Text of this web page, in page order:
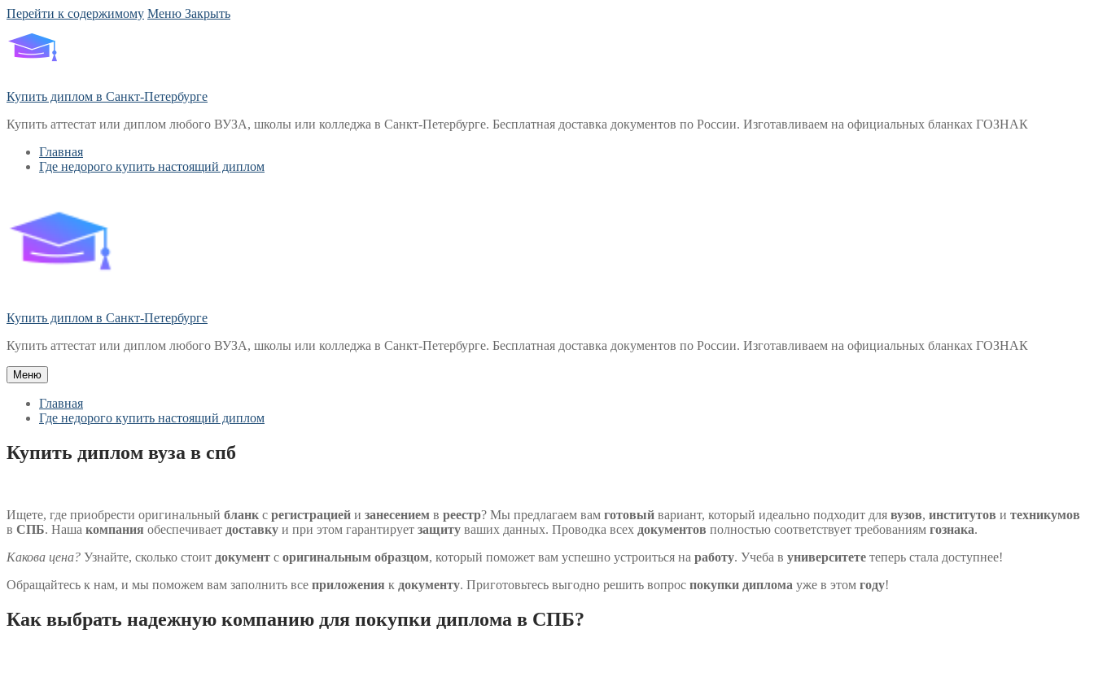
Перейти к содержимому Меню Закрыть
Купить диплом в Санкт-Петербурге
Купить аттестат или диплом любого ВУЗА, школы или колледжа в Санкт-Петербурге. Бесплатная доставка документов по России. Изготавливаем на официальных бланках ГОЗНАК
Главная
Где недорого купить настоящий диплом
Купить диплом в Санкт-Петербурге
Купить аттестат или диплом любого ВУЗА, школы или колледжа в Санкт-Петербурге. Бесплатная доставка документов по России. Изготавливаем на официальных бланках ГОЗНАК
Меню
Главная
Где недорого купить настоящий диплом
Купить диплом вуза в спб
Ищете, где приобрести оригинальный бланк с регистрацией и занесением в реестр? Мы предлагаем вам готовый вариант, который идеально подходит для вузов, институтов и техникумов
в СПБ. Наша компания обеспечивает доставку и при этом гарантирует защиту ваших данных. Проводка всех документов полностью соответствует требованиям гознака.
Какова цена? Узнайте, сколько стоит документ с оригинальным образцом, который поможет вам успешно устроиться на работу. Учеба в университете теперь стала доступнее!
Обращайтесь к нам, и мы поможем вам заполнить все приложения к документу. Приготовьтесь выгодно решить вопрос покупки диплома уже в этом году!
Как выбрать надежную компанию для покупки диплома в СПБ?